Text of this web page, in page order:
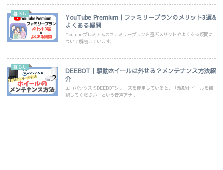
暮らし
YouTube Premium｜ファミリープランのメリット3選&
よくある疑問
Youtubeプレミアムのファミリープランを選ぶメリットやよくある疑問に
ついて解説しています。
暮らし
DEEBOT｜駆動ホイールは外せる？メンテナンス方法紹
介
エコバックスのDEEBOTシリーズを使用していると、「駆動ホイールを確
認してください」という音声アナ...